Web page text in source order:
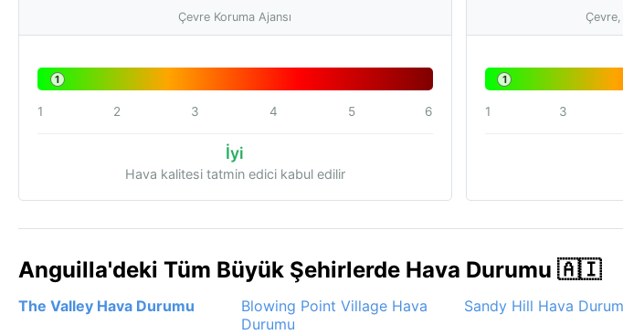
Çevre Koruma Ajansı
1
1 2 3 4 5 6
İyi
Hava kalitesi tatmin edici kabul edilir
Çevre,
1
1 3
Anguilla'deki Tüm Büyük Şehirlerde Hava Durumu 🇦🇮
The Valley Hava Durumu
Blowing Point Village Hava
Durumu
Sandy Hill Hava